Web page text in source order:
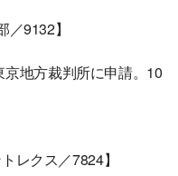
9132】
地方裁判所に申請。10
レクス／7824】